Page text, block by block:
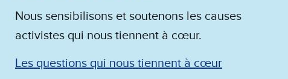
Nous sensibilisons et soutenons les causes
activistes qui nous tiennent à cœur.
Les questions qui nous tiennent à cœur